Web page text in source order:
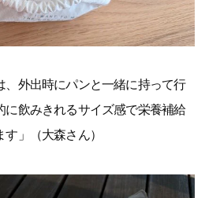
、外出時にパンと一緒に持って行
に飲みきれるサイズ感で栄養補給
」（大森さん）